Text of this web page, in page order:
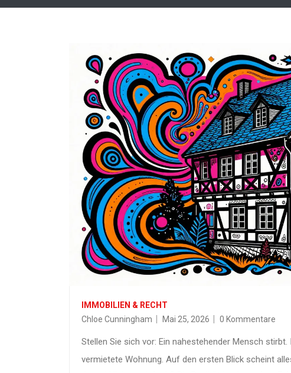
IMMOBILIEN & RECHT
Chloe Cunningham
Mai 25, 2026 0 Kommentare
Stellen Sie sich vor: Ein nahestehender Mensch
vermietete Wohnung. Auf den ersten Blick scheint